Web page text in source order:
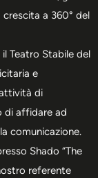
a 360° del
Teatro Stabile del
e
di
di affidare ad
comunicazione.
Shado “The
referente